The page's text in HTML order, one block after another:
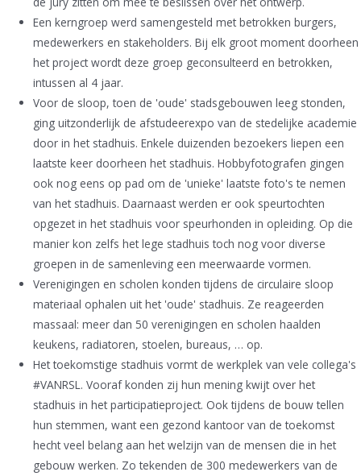
Een kerngroep werd samengesteld met betrokken burgers,
medewerkers en stakeholders. Bij elk groot moment doorheen
het project wordt deze groep geconsulteerd en betrokken,
intussen al 4 jaar.
Voor de sloop, toen de 'oude' stadsgebouwen leeg stonden,
ging uitzonderlijk de afstudeerexpo van de stedelijke academie
door in het stadhuis. Enkele duizenden bezoekers liepen een
laatste keer doorheen het stadhuis. Hobbyfotografen gingen
ook nog eens op pad om de 'unieke' laatste foto's te nemen
van het stadhuis. Daarnaast werden er ook speurtochten
opgezet in het stadhuis voor speurhonden in opleiding. Op die
manier kon zelfs het lege stadhuis toch nog voor diverse
groepen in de samenleving een meerwaarde vormen.
Verenigingen en scholen konden tijdens de circulaire sloop
materiaal ophalen uit het 'oude' stadhuis. Ze reageerden
massaal: meer dan 50 verenigingen en scholen haalden
keukens, radiatoren, stoelen, bureaus, … op.
Het toekomstige stadhuis vormt de werkplek van vele collega's
#VANRSL. Vooraf konden zij hun mening kwijt over het
stadhuis in het participatieproject. Ook tijdens de bouw tellen
hun stemmen, want een gezond kantoor van de toekomst
hecht veel belang aan het welzijn van de mensen die in het
gebouw werken. Zo tekenden de 300 medewerkers van de